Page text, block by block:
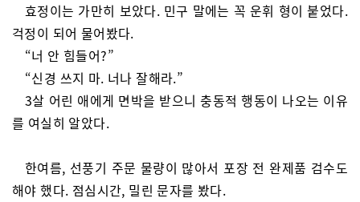
효정이는 가만히 보았다. 민구 말에는 꼭 운휘 형이 붙었다.
걱정이 되어 물어봤다.
“너 안 힘들어?”
“신경 쓰지 마. 너나 잘해라.”
3살 어린 애에게 면박을 받으니 충동적 행동이 나오는 이유
를 여실히 알았다.
한여름, 선풍기 주문 물량이 많아서 포장 전 완제품 검수도
해야 했다. 점심시간, 밀린 문자를 봤다.